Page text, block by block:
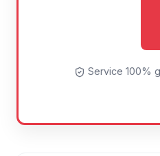
Service 100%